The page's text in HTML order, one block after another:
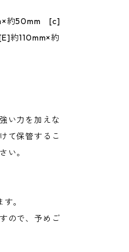
約50mm [c]
約110mm×約
い力を加えな
て保管するこ
い。
。
ので、予めご